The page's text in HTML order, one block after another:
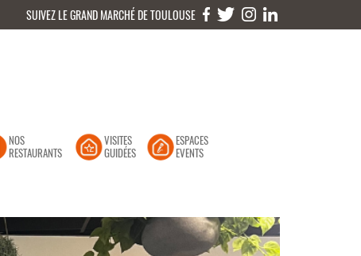
SUIVEZ LE GRAND MARCHÉ DE TOULOUSE
NOS
RESTAURANTS
VISITES
GUIDÉES
ESPACES
EVENTS